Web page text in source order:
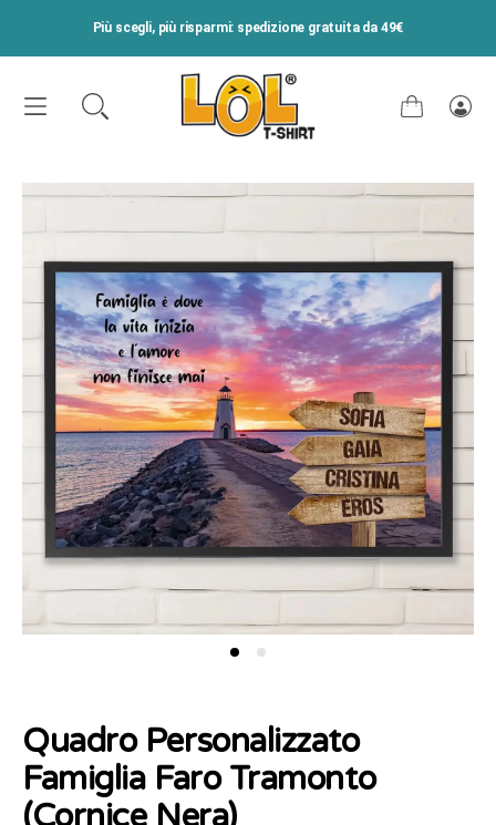
Più scegli, più risparmi: spedizione gratuita da 49€
Carrello
Quadro Personalizzato
Famiglia Faro Tramonto